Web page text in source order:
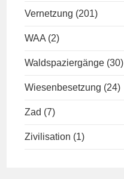
Vernetzung (201)
WAA (2)
Waldspaziergänge (30)
Wiesenbesetzung (24)
Zad (7)
Zivilisation (1)